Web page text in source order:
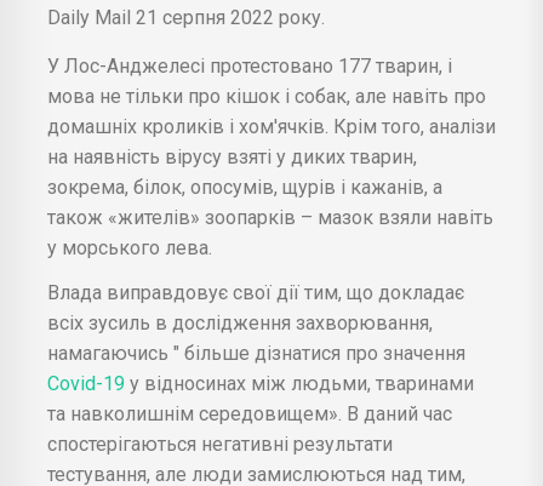
Daily Mail 21 серпня 2022 року.
У Лос-Анджелесі протестовано 177 тварин, і
мова не тільки про кішок і собак, але навіть про
домашніх кроликів і хом'ячків. Крім того, аналізи
на наявність вірусу взяті у диких тварин,
зокрема, білок, опосумів, щурів і кажанів, а
також «жителів» зоопарків – мазок взяли навіть
у морського лева.
Влада виправдовує свої дії тим, що докладає
всіх зусиль в дослідження захворювання,
намагаючись " більше дізнатися про значення
Covid-19 у відносинах між людьми, тваринами
та навколишнім середовищем». В даний час
спостерігаються негативні результати
тестування, але люди замислюються над тим,